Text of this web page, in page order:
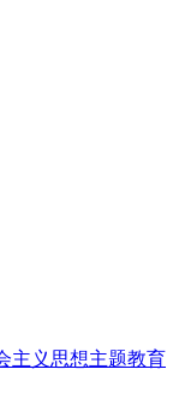
主义思想主题教育